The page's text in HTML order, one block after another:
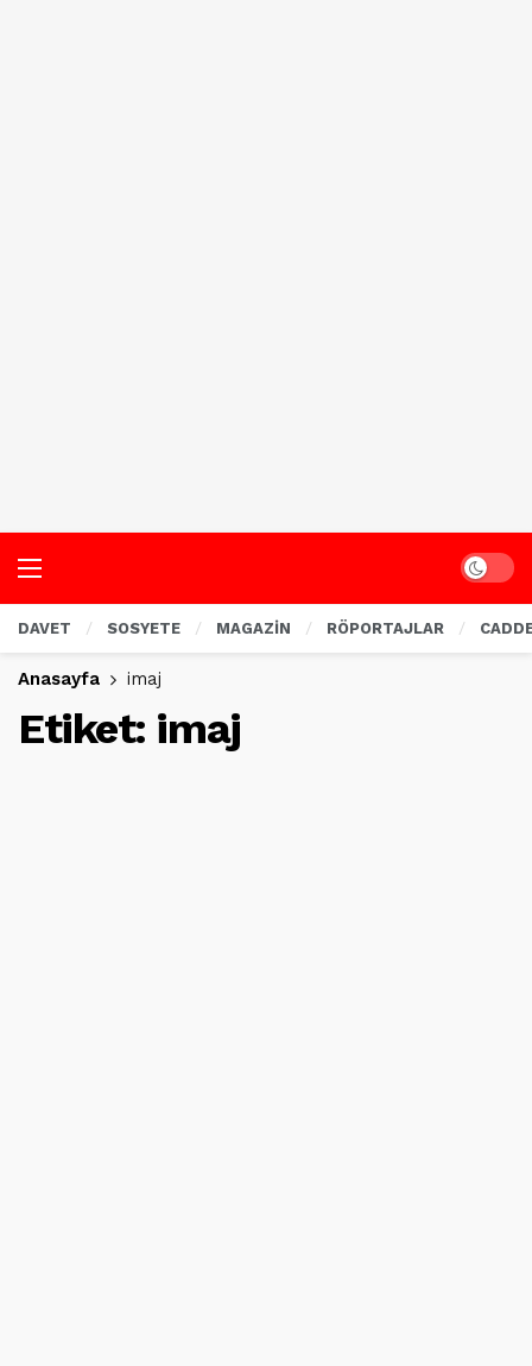
Dark
DAVET SOSYETE MAGAZİN RÖPORTAJLAR
Anasayfa imaj
Etiket: imaj